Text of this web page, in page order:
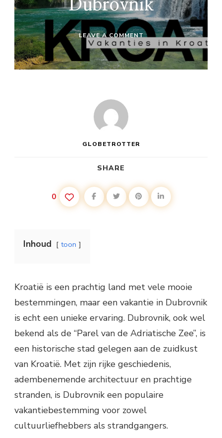
Dubrovnik
LEAVE A COMMENTON
VAKANTIE
KROATIË
DUBROVNIK
GLOBETROTTER
SHARE
0
Inhoud toon
Kroatië is een prachtig land met vele mooie
bestemmingen, maar een vakantie in Dubrovnik
is echt een unieke ervaring. Dubrovnik, ook wel
bekend als de “Parel van de Adriatische Zee”, is
een historische stad gelegen aan de zuidkust
van Kroatië. Met zijn rijke geschiedenis,
adembenemende architectuur en prachtige
stranden, is Dubrovnik een populaire
vakantiebestemming voor zowel
cultuurliefhebbers als strandgangers.